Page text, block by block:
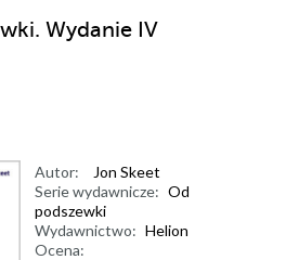
Wydanie IV
Autor:
Jon Skeet
Serie wydawnicze: Od
podszewki
Wydawnictwo: Helion
Ocena: